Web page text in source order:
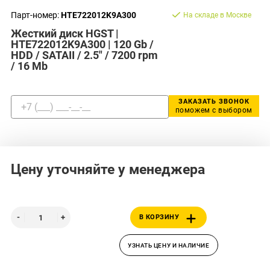
Парт-номер:HTE722012K9A300
Жесткий диск HGST |
HTE722012K9A300 | 120 Gb /
HDD / SATAII / 2.5" / 7200 rpm
/ 16 Mb
На складе в Москве
ЗАКАЗАТЬ ЗВОНОК
поможем с выбором
Цену уточняйте у менеджера
В КОРЗИНУ
УЗНАТЬ ЦЕНУ И НАЛИЧИЕ